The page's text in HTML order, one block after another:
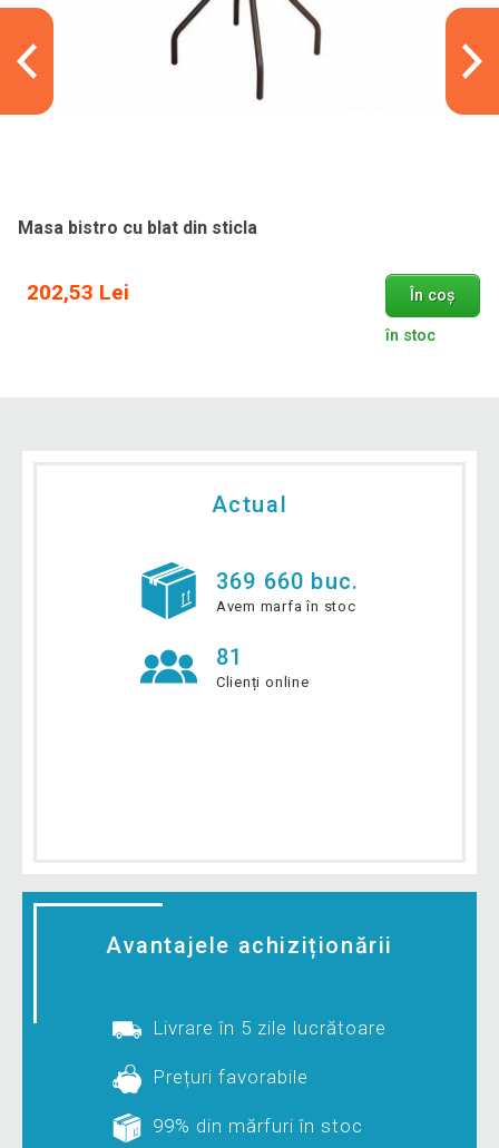
Masa bistro cu blat din sticla
202,53 Lei În coș
în stoc
Actual
369 660 buc.
Avem marfa în stoc
81
Clienți online
Avantajele achiziționării
Livrare în 5 zile lucrătoare
Prețuri favorabile
99% din mărfuri în stoc